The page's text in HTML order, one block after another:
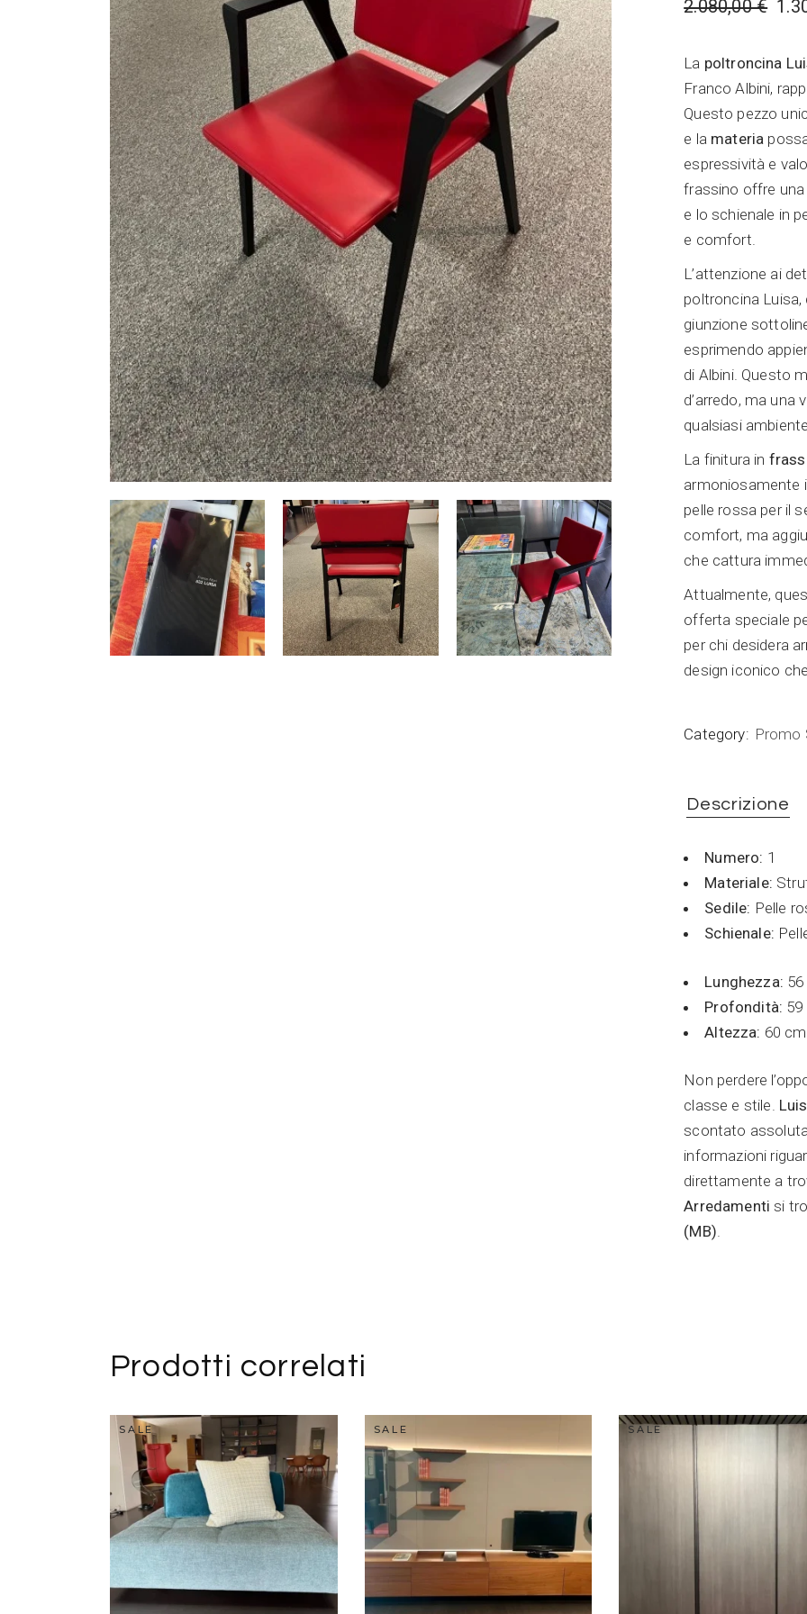
Illuminazione
Home Office
2.080,00€
Il
era:
2.080,00 €.
Il
è:
1.300,00 €.
La poltroncina
Franco Albini,
Questo pezzo
e la materia
espressività e
frassino offre
e lo schienale in
e comfort.
L’attenzione ai
poltroncina Luisa,
giunzione
esprimendo
di Albini. Questo
d’arredo, ma una
qualsiasi
La finitura in
armoniosamente
pelle rossa per il
comfort, ma
che cattura
Attualmente,
offerta speciale
per chi desidera
design iconico
Category: Promo
Descrizione
Numero: 1
Materiale:
Sedile: Pelle
Schienale:
Lunghezza:
Profondità:
Altezza: 60 cm
Non perdere
classe e stile.
scontato
informazioni
direttamente a
Arredamenti si
(MB).
Prodotti correlati
SALE SALE SALE